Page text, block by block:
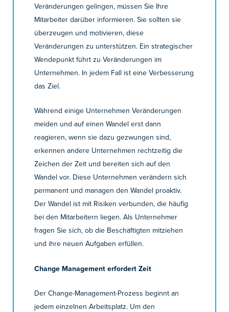
Veränderungen gelingen, müssen Sie Ihre
Mitarbeiter darüber informieren. Sie sollten sie
überzeugen und motivieren, diese
Veränderungen zu unterstützen. Ein strategischer
Wendepunkt führt zu Veränderungen im
Unternehmen. In jedem Fall ist eine Verbesserung
das Ziel.
Während einige Unternehmen Veränderungen
meiden und auf einen Wandel erst dann
reagieren, wenn sie dazu gezwungen sind,
erkennen andere Unternehmen rechtzeitig die
Zeichen der Zeit und bereiten sich auf den
Wandel vor. Diese Unternehmen verändern sich
permanent und managen den Wandel proaktiv.
Der Wandel ist mit Risiken verbunden, die häufig
bei den Mitarbeitern liegen. Als Unternehmer
fragen Sie sich, ob die Beschäftigten mitziehen
und ihre neuen Aufgaben erfüllen.
Change Management erfordert Zeit
Der Change-Management-Prozess beginnt an
jedem einzelnen Arbeitsplatz. Um den